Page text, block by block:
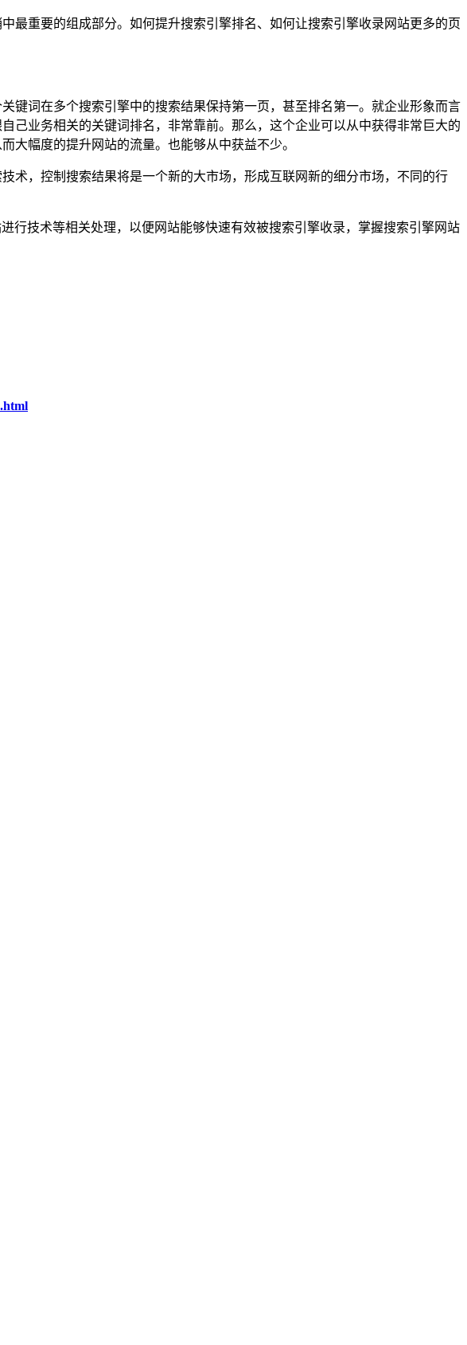
重要的组成部分。如何提升搜索引擎排名、如何让搜索引擎收录网站更多的页
词在多个搜索引擎中的搜索结果保持第一页，甚至排名第一。就企业形象而言
己业务相关的关键词排名，非常靠前。那么，这个企业可以从中获得非常巨大的
大幅度的提升网站的流量。也能够从中获益不少。
，控制搜索结果将是一个新的大市场，形成互联网新的细分市场，不同的行
技术等相关处理，以便网站能够快速有效被搜索引擎收录，掌握搜索引擎网站